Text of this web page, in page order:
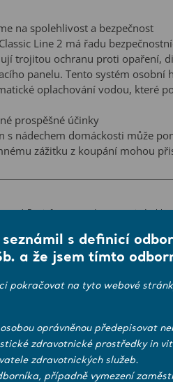
na spolehlivost a bezpečnost
Line 2 má řadu
trojitou ochranu proti opaření,
panelu. Tento systém osobní
oplachování vodou, které
prospěšné účinky
s nádechem domáckosti může
zážitku z koupání mohou
použití jedním ošetřovatelem
zajistil optimální koupel pro
se plně soustředit na péči o něj.
* Pro informace o dostupnosti
s definicí
a že jsem tímto
pokračovat na tyto webové
oprávněnou předepisovat
zdravotnické prostředky in
zdravotnických služeb.
případně vymezení